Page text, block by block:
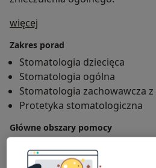
więcej
Zakres porad
Stomatologia dziecięca
Stomatologia ogólna
Stomatologia zachowawcza
Protetyka stomatologiczna
Główne obszary pomocy
Zapalenie dziąseł